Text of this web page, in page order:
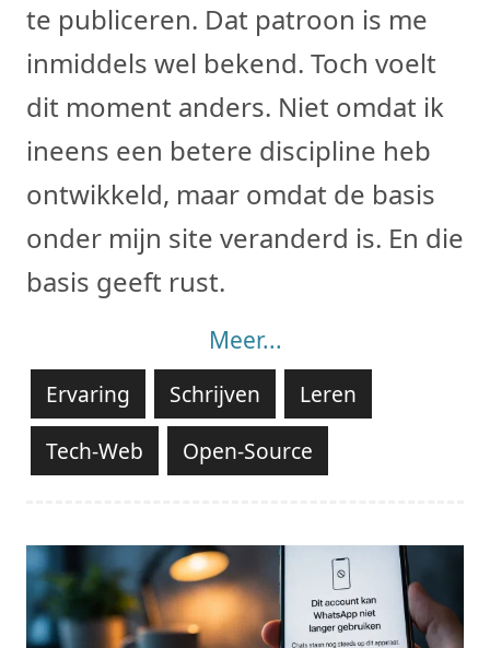
te publiceren. Dat patroon is me
inmiddels wel bekend. Toch voelt
dit moment anders. Niet omdat ik
ineens een betere discipline heb
ontwikkeld, maar omdat de basis
onder mijn site veranderd is. En die
basis geeft rust.
Meer...
Ervaring Schrijven
Leren
Tech-Web
Open-Source